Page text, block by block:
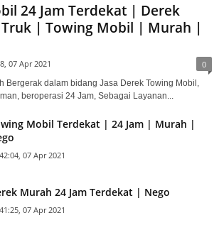
24 Jam Terdekat | Derek
| Towing Mobil | Murah |
07 Apr 2021 0
Bergerak dalam bidang Jasa Derek Towing Mobil,
beroperasi 24 Jam, Sebagai Layanan...
Mobil Terdekat | 24 Jam | Murah |
07 Apr 2021
Murah 24 Jam Terdekat | Nego
07 Apr 2021